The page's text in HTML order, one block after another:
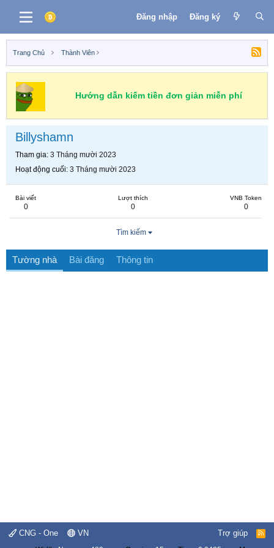
Đăng nhập Đăng ký
Trang Chủ Thành Viên
Hướng dẫn kiếm tiền đơn giản miễn phí
Billyshamn
Tham gia 3 Tháng mười 2023
Hoạt động cuối 3 Tháng mười 2023
Bài viết
0
Lượt thích
0
VNB Token
0
Tìm kiếm
Tường nhà Bài đăng Thông tin
CNG - One VN Trợ giúp
R